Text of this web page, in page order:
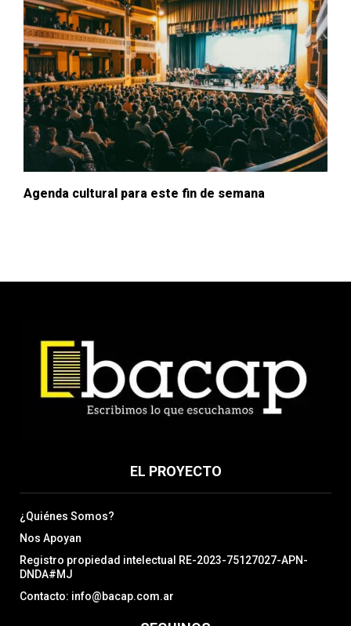
Agenda cultural para este fin de semana
EL PROYECTO
¿Quiénes Somos?
Nos Apoyan
Registro propiedad intelectual RE-2023-75127027-APN-
DNDA#MJ
Contacto: info@bacap.com.ar